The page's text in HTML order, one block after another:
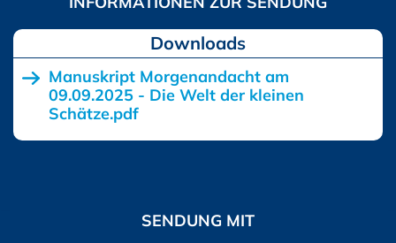
Downloads
Manuskript Morgenandacht am
09.09.2025 - Die Welt der kleinen
Schätze.pdf
SENDUNG MIT